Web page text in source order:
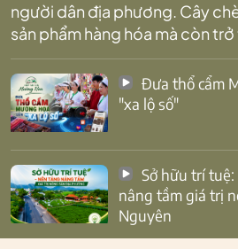
người dân địa phương. Cây
sản phẩm hàng hóa mà còn
"xa lộ số"
nâng tầm giá trị
Nguyên